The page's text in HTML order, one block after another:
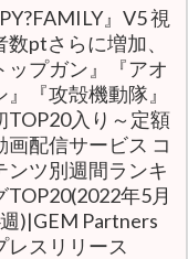
』V5 視
数ptさらに増加、
ップガン』『アオ
』『攻殻機動隊』
TOP20入り～定額
画配信サービス コ
ンツ別週間ランキ
TOP20(2022年5月
)|GEM Partners
レスリリース